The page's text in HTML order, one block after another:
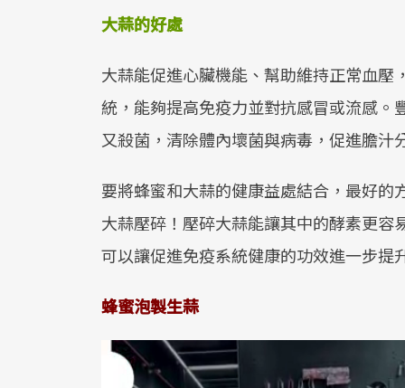
大蒜的好處
大蒜能促進心臟機能、幫助維持正常血
統，能夠提高免疫力並對抗感冒或流感
又殺菌，清除體內壞菌與病毒，促進膽
要將蜂蜜和大蒜的健康益處結合，最好
大蒜壓碎！壓碎大蒜能讓其中的酵素更
可以讓促進免疫系統健康的功效進一步提
蜂蜜泡製生蒜